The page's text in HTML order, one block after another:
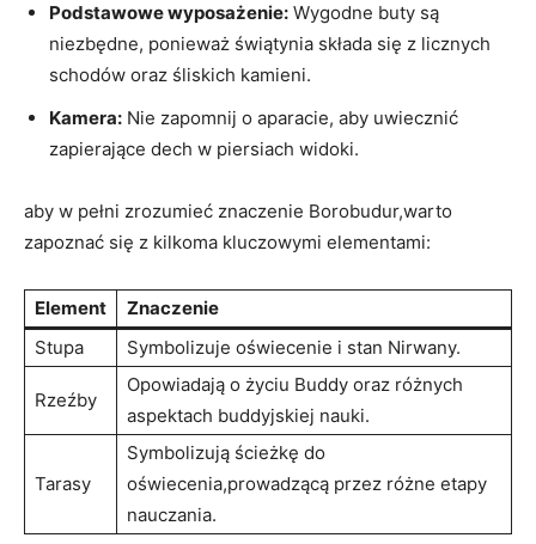
Podstawowe wyposażenie: Wygodne buty są
niezbędne, ponieważ świątynia składa się z licznych
schodów oraz śliskich kamieni.
Kamera: Nie zapomnij o aparacie, aby uwiecznić
zapierające dech w piersiach widoki.
aby w pełni zrozumieć znaczenie Borobudur,warto
zapoznać się z kilkoma kluczowymi elementami:
Element
Znaczenie
Stupa
Symbolizuje oświecenie i stan Nirwany.
Rzeźby
Opowiadają o życiu Buddy oraz różnych
aspektach buddyjskiej nauki.
Tarasy
Symbolizują ścieżkę do
oświecenia,prowadzącą przez różne etapy
nauczania.